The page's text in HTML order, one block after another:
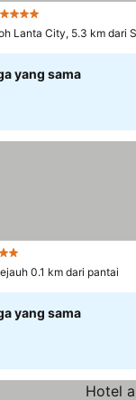
4 Bintang
Lanta City, 5.3 km dari
yang sama
0.1 km dari pantai
yang sama